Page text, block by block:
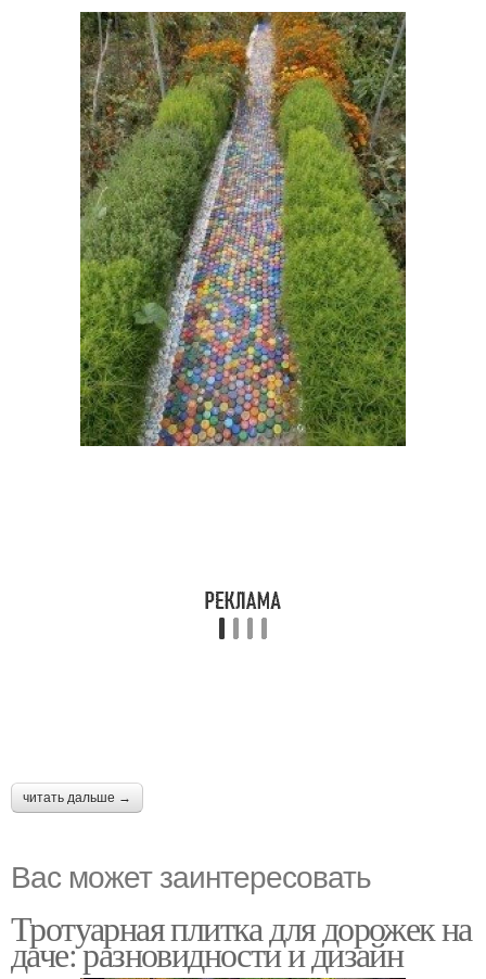
читать дальше →
Вас может заинтересовать
Тротуарная плитка для дорожек на
даче: разновидности и дизайн